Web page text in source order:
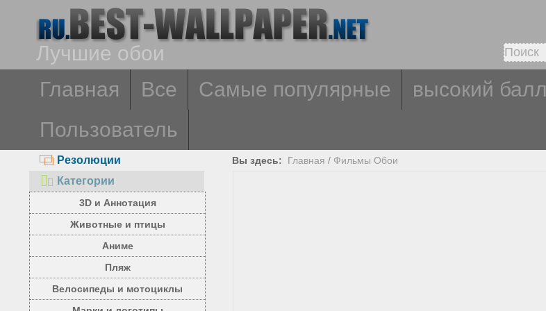
Лучшие обои
Главная
Все Самые популярные высокий балл
Пользователь
Резолюции
Категории
3D и Аннотация
Животные и птицы
Аниме
Пляж
Велосипеды и мотоциклы
Вы здесь: Главная / Фильмы Обои